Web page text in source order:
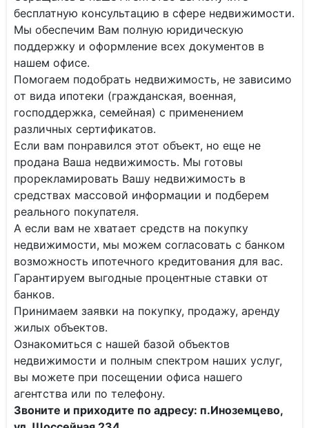
бесплатную консультацию в сфере недвижимости.
Мы обеспечим Вам полную юридическую
поддержку и оформление всех документов в
нашем офисе.
Помогаем подобрать недвижимость, не зависимо
от вида ипотеки (гражданская, военная,
господдержка, семейная) с применением
различных сертификатов.
Если вам понравился этот объект, но еще не
продана Ваша недвижимость. Мы готовы
прорекламировать Вашу недвижимость в
средствах массовой информации и подберем
реального покупателя.
А если вам не хватает средств на покупку
недвижимости, мы можем согласовать с банком
возможность ипотечного кредитования для вас.
Гарантируем выгодные процентные ставки от
банков.
Принимаем заявки на покупку, продажу, аренду
жилых объектов.
Ознакомиться с нашей базой объектов
недвижимости и полным спектром наших услуг,
вы можете при посещении офиса нашего
агентства или по телефону.
Звоните и приходите по адресу: п.Иноземцево,